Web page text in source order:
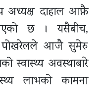
अध्यक्ष दाहाल आफ्नै
छ । यसैबीच,
पोखरेलले आजै सुमेरु
स्वास्थ्य अवस्थाबारे
लाभको कामना